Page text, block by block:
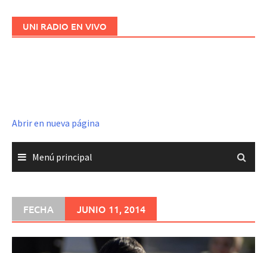
UNI RADIO EN VIVO
Abrir en nueva página
Menú principal
FECHA JUNIO 11, 2014